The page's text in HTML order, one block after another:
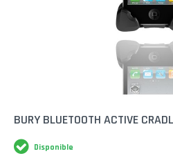
Saltar
comienzo
de
BURY BLUETOOTH ACTIVE
Disponible